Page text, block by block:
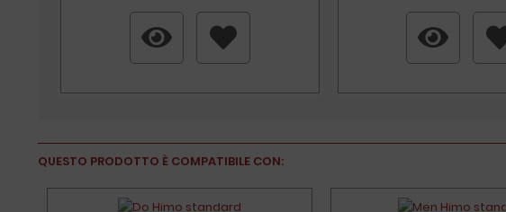
QUESTO PRODOTTO È COMPATIBILE CON: